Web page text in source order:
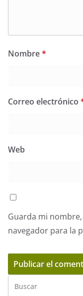
Nombre*
Correo electrónico
Web
Guarda mi
navegador para la